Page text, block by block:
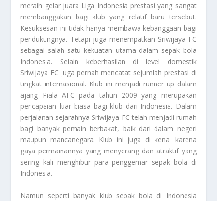
meraih gelar juara Liga Indonesia prestasi yang sangat
membanggakan bagi klub yang relatif baru tersebut.
Kesuksesan ini tidak hanya membawa kebanggaan bagi
pendukungnya. Tetapi juga menempatkan Sriwijaya FC
sebagai salah satu kekuatan utama dalam sepak bola
Indonesia. Selain keberhasilan di level domestik
Sriwijaya FC juga pernah mencatat sejumlah prestasi di
tingkat internasional. Klub ini menjadi runner up dalam
ajang Piala AFC pada tahun 2009 yang merupakan
pencapaian luar biasa bagi klub dari Indonesia. Dalam
perjalanan sejarahnya Sriwijaya FC telah menjadi rumah
bagi banyak pemain berbakat, baik dari dalam negeri
maupun mancanegara. Klub ini juga di kenal karena
gaya permainannya yang menyerang dan atraktif yang
sering kali menghibur para penggemar sepak bola di
Indonesia.
Namun seperti banyak klub sepak bola di Indonesia